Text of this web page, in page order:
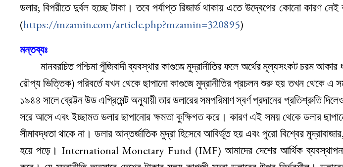
ডলার; বিপরীতে দুর্বল হচ্ছে টাকা। তবে পর্যাপ্ত রিজার্ভ থাকায় এতে উদ্বেগের কোনো কারণ
(https://mzamin.com/article.php?mzamin=320895)
মন্তব্যঃ
মানবরচিত পশ্চিমা পুঁজিবাদী ব্যবস্থার কাগুজে মুদ্রানীতির ফলে অর্থের মূল্যসংকট চরম আকার
রৌপ্য ভিত্তিক) পরিবর্তে যখন থেকে ছাপানো কাগুজে মুদ্রানীতির প্রচলন শুরু হয় তখন থেকে এ
১৯৪৪ সালে ব্রেট্টন উড এগ্রিমেন্ট অনুযায়ী তার ডলারের সমপরিমাণ স্বর্ণ প্রদানের প্রতিশ্রুতি
সরে আসে এবং ইচ্ছামত ডলার ছাপানোর ক্ষমতা কুক্ষিগত করে। কারণ এই সময় থেকে ডলার
সীমাবদ্ধতা থাকে না। ডলার আন্তর্জাতিক মুদ্রা হিসেবে আবির্ভূত হয় এবং পুরো বিশ্বের
হয়ে পড়ে। International Monetary Fund (IMF) আমাদের দেশের আর্থিক